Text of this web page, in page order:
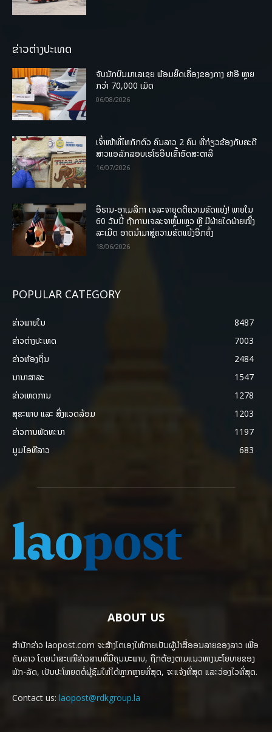
ຂ່າວຕ່າງປະເທດ
ຈັບນັກບິນມາເລເຊຍ ພ້ອມຍຶດເຄື່ອງຂອງກາງ ຢາອີ ຫຼາຍ
ກວ່າ 70,000 ເມັດ
06/08/2026
ເຈົ້າໜ້າທີ່ໄທກັກຕົວ ຄົນລາວ 2 ຄົນ ທີ່ກ່ຽວຂ້ອງກັບຄະດີ
ສາວແອລັກລອບເຮໂຣອີນເຂົ້າອົດສະຕາລີ
16/07/2026
ອີຣານ-ອາເມລິກາ ເຈລະຈາຍຸດຕິຄວາມຂັດແຍ່ງ! ພາຍໃນ
60 ວັນນີ້ ຖ້າການເຈລະຈາຫຼົ້ມເຫຼວ ຫຼື ມີຝ່າຍໃດຝ່າຍໜຶ່ງ
ລະເມີດ ອາດນໍາມາສູ່ຄວາມຂັດແຍ້ງອີກຄັ້ງ
18/06/2026
POPULAR CATEGORY
ຂ່າວພາຍ​ໃນ
8487
ຂ່າວຕ່າງປະເທດ
7003
ຂ່າວທ້ອງຖິ່ນ
2484
ນານາສາລະ
1547
ຂ່າວເຫດການ
1278
ສຸຂະພາບ ແລະ ສີ່ງແວດລ້ອມ
1203
ຂ່າວການພັດທະນາ
1197
ມູມໄອທີລາວ
683
ABOUT US
ສຳນັກຂ່າວ laopost.com ຈະສ້າງໂຕເອງໃຫ້ກາຍເປັນຜູ້ນຳສື່ອອນລາຍຂອງລາວ ເພື່ອ
ຄົນລາວ ໂດຍນຳສະເໜີຂ່າວສານທີ່ມີຄຸນນະພາບ, ຖືກຕ້ອງຕາມແນວທາງນະໂຍບາຍຂອງ
ພັກ-ລັດ, ເປັນປະໂຫຍດຕໍ່ຜູ້ຊົມໃຫ້ໄດ້ຫຼາກຫຼາຍທີ່ສຸດ, ຈະແຈ້ງທີ່ສຸດ ແລະວ່ອງໄວທີ່ສຸດ.
Contact us: laopost@rdkgroup.la